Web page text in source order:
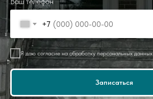
+7
Я даю согласие на обработку персональных данных
Записаться